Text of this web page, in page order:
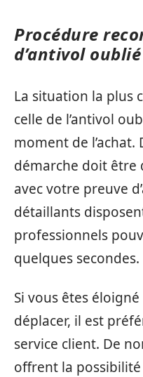
Procédure
d’antivol
La situation la plus
celle de l’antivol
moment de l’achat.
démarche doit être
avec votre preuve
détaillants
professionnels
quelques secondes.
Si vous êtes
déplacer, il est
service client. De
offrent la